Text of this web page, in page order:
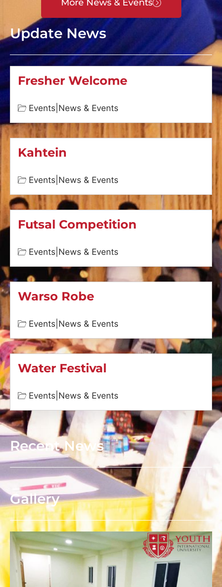
More News & Events
Update News
Fresher Welcome
Events News & Events
Kahtein
Events News & Events
Futsal Competition
Events News & Events
Warso Robe
Events News & Events
Water Festival
Events News & Events
Recent News
Gallery